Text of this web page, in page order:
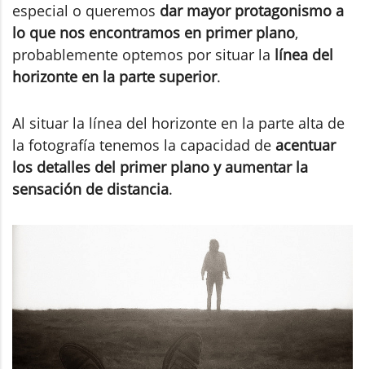
especial o queremos dar mayor protagonismo a
lo que nos encontramos en primer plano,
probablemente optemos por situar la línea del
horizonte en la parte superior.
Al situar la línea del horizonte en la parte alta de
la fotografía tenemos la capacidad de acentuar
los detalles del primer plano y aumentar la
sensación de distancia.